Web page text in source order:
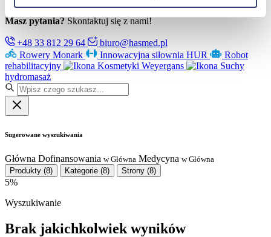
Masz pytania? Skontaktuj się z nami!
+48 33 812 29 64
biuro@hasmed.pl
Rowery Monark
Innowacyjna siłownia HUR
Robot
rehabilitacyjny
Kosmetyki Weyergans
Suchy
hydromasaż
Sugerowane wyszukiwania
Główna Dofinansowania w Główna Medycyna w Główna
Produkty (8) Kategorie (8) Strony (8)
5%
Wyszukiwanie
Brak jakichkolwiek wyników